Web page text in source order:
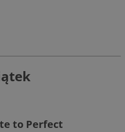
to Perfect